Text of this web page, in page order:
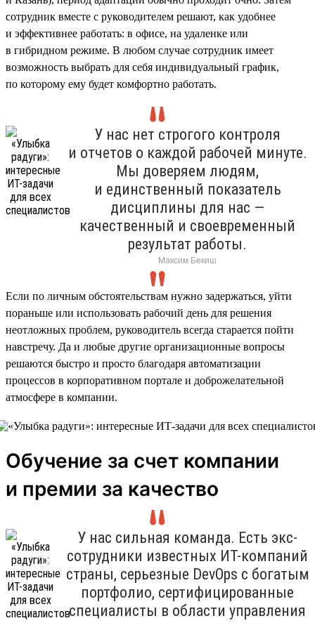
сотрудник вместе с руководителем решают, как удобнее
и эффективнее работать: в офисе, на удаленке или
в гибридном режиме. В любом случае сотрудник имеет
возможность выбрать для себя индивидуальный график,
по которому ему будет комфортно работать.
У нас нет строгого контроля
и отчетов о каждой рабочей минуте.
Мы доверяем людям,
и единственный показатель
дисциплины для нас —
качественный и своевременный
результат работы.
Максим Бекиш
Если по личным обстоятельствам нужно задержаться, уйти
пораньше или использовать рабочий день для решения
неотложных проблем, руководитель всегда старается пойти
навстречу. Да и любые другие организационные вопросы
решаются быстро и просто благодаря автоматизации
процессов в корпоративном портале и доброжелательной
атмосфере в компании.
Обучение за счет компании
и премии за качество
У нас сильная команда. Есть экс-
сотрудники известных ИТ-компаний
страны, серьезные DevOps с богатым
портфолио, сертифицированные
специалисты в области управления